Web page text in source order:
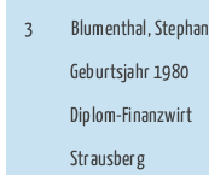
3 Blumenthal, Stephan
Geburtsjahr
Diplom-